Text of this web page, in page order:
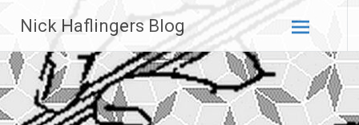
Inhalt
springen
Nick Haflingers Blog